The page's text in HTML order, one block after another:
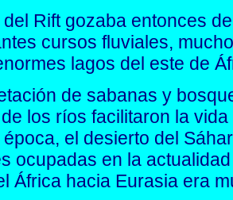
del Rift gozaba entonces
cursos fluviales,
lagos del este de
de sabanas y
los ríos facilitaron la
el desierto del
ocupadas en la
África hacia Eurasia era